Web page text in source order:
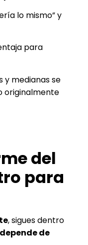
lo mismo” y
para
y medianas se
originalmente
del
para
, sigues dentro
de